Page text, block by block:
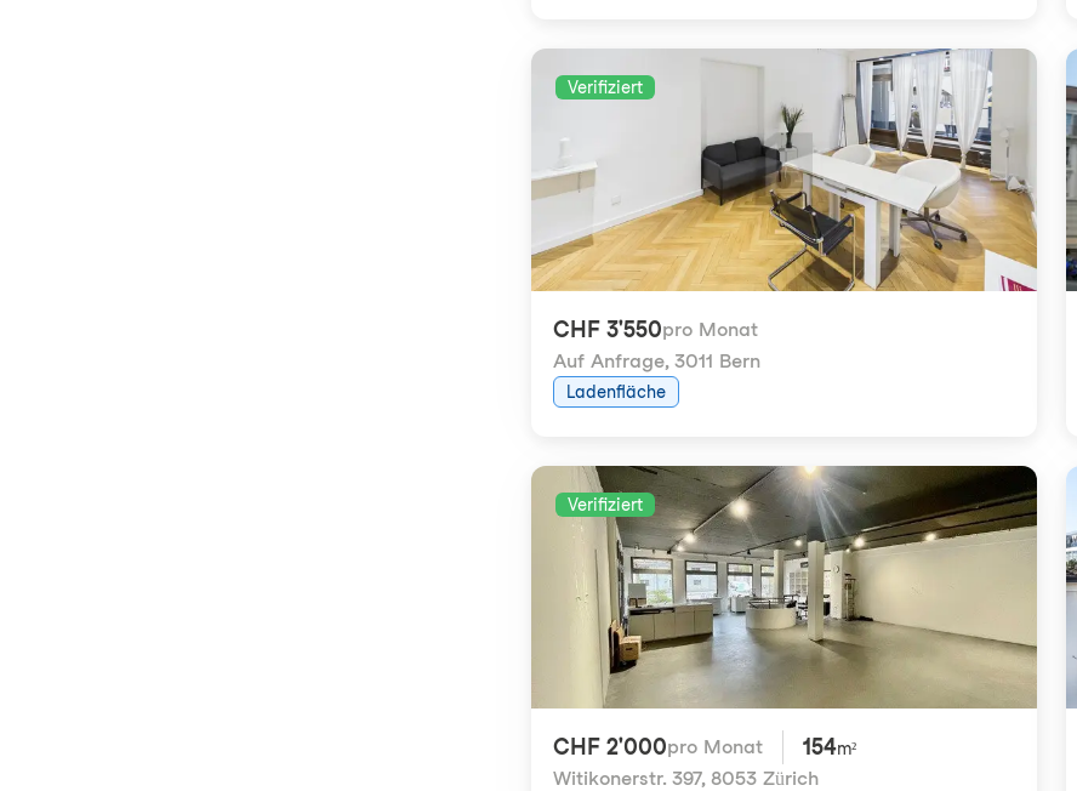
Verifiziert
CHF 3'550pro Monat
Auf Anfrage, 3011 Bern
Ladenfläche
Verifiziert
CHF 2'000pro Monat 154m²
Witikonerstr. 397, 8053 Zürich